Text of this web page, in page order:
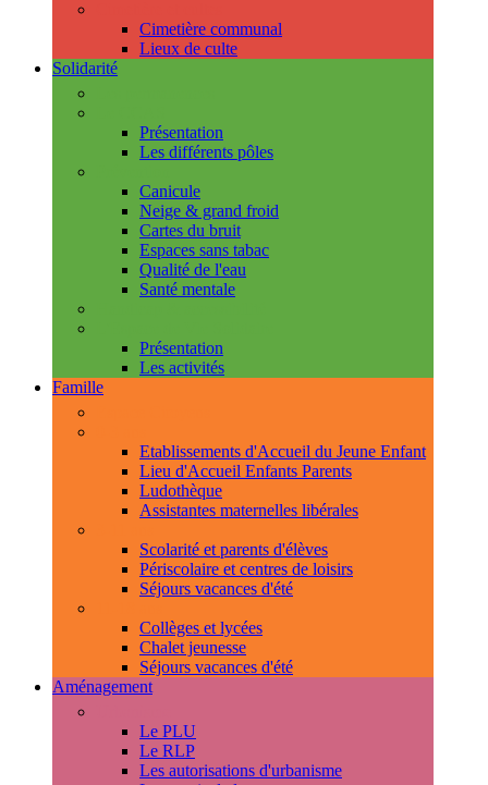
Cimetière communal
Lieux de culte
Solidarité
Présentation
Les différents pôles
Canicule
Neige & grand froid
Cartes du bruit
Espaces sans tabac
Qualité de l'eau
Santé mentale
Présentation
Les activités
Famille
Etablissements d'Accueil du Jeune Enfant
Lieu d'Accueil Enfants Parents
Ludothèque
Assistantes maternelles libérales
Scolarité et parents d'élèves
Périscolaire et centres de loisirs
Séjours vacances d'été
Collèges et lycées
Chalet jeunesse
Séjours vacances d'été
Aménagement
Le PLU
Le RLP
Les autorisations d'urbanisme